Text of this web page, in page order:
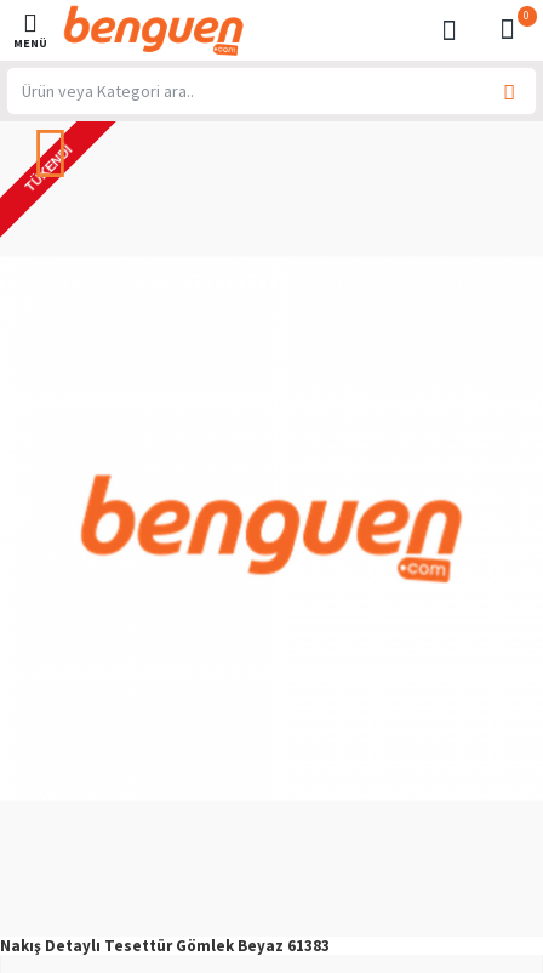
0
TÜKENDI
Nakış Detaylı Tesettür Gömlek Beyaz 61383